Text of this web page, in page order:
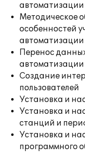
автоматизации
Методическое
особенностей
Перенос
автоматизации
Создание
пользователей
Установка и
Установка и
станций и
Установка и
программного